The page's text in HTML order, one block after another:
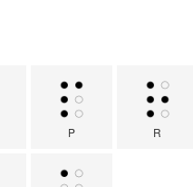
P R